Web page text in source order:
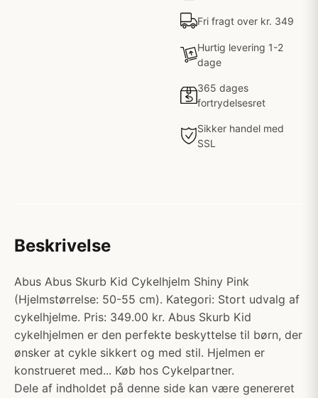
Fri fragt over kr. 349
Hurtig levering 1-2
dage
365 dages
fortrydelsesret
Sikker handel med
SSL
Beskrivelse
Abus Abus Skurb Kid Cykelhjelm Shiny Pink
(Hjelmstørrelse: 50-55 cm). Kategori: Stort udvalg af
cykelhjelme. Pris: 349.00 kr. Abus Skurb Kid
cykelhjelmen er den perfekte beskyttelse til børn, der
ønsker at cykle sikkert og med stil. Hjelmen er
konstrueret med... Køb hos Cykelpartner.
Dele af indholdet på denne side kan være genereret